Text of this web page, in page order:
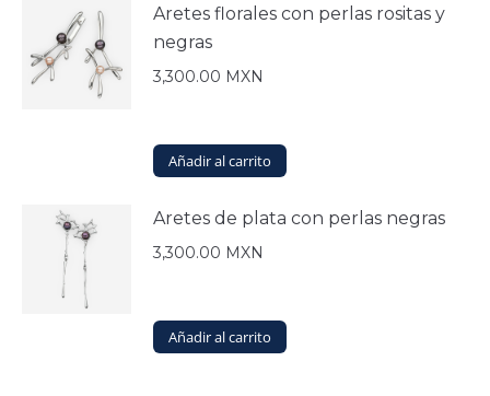
Aretes florales con perlas rositas y
negras
3,300.00 MXN
Añadir al carrito
Aretes de plata con perlas negras
3,300.00 MXN
Añadir al carrito